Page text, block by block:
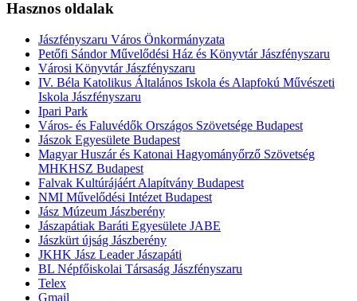
Hasznos oldalak
Jászfényszaru Város Önkormányzata
Petőfi Sándor Művelődési Ház és Könyvtár Jászfényszaru
Városi Könyvtár Jászfényszaru
IV. Béla Katolikus Általános Iskola és Alapfokú Művészeti
Iskola Jászfényszaru
Ipari Park
Város- és Faluvédők Országos Szövetsége Budapest
Jászok Egyesülete Budapest
Magyar Huszár és Katonai Hagyományőrző Szövetség
MHKHSZ Budapest
Falvak Kultúrájáért Alapítvány Budapest
NMI Művelődési Intézet Budapest
Jász Múzeum Jászberény
Jászapátiak Baráti Egyesülete JABE
Jászkürt újság Jászberény
JKHK Jász Leader Jászapáti
BL Népfőiskolai Társaság Jászfényszaru
Telex
Gmail